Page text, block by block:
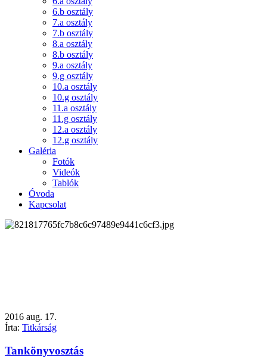
6.b osztály
7.a osztály
7.b osztály
8.a osztály
8.b osztály
9.a osztály
9.g osztály
10.a osztály
10.g osztály
11.a osztály
11.g osztály
12.a osztály
12.g osztály
Galéria
Fotók
Videók
Tablók
Óvoda
Kapcsolat
2016 aug. 17.
Írta: Titkárság
Tankönyvosztás